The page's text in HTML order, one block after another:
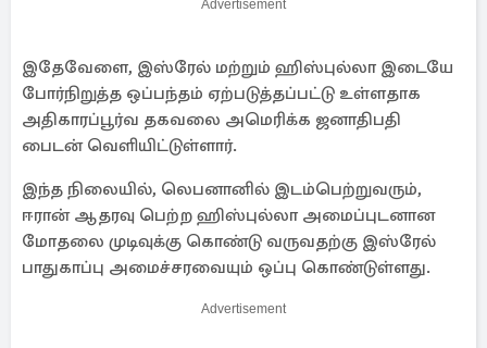
Advertisement
இதேவேளை, இஸ்ரேல் மற்றும் ஹிஸ்புல்லா இடையே
போர்நிறுத்த ஒப்பந்தம் ஏற்படுத்தப்பட்டு உள்ளதாக
அதிகாரப்பூர்வ தகவலை அமெரிக்க ஜனாதிபதி
பைடன் வெளியிட்டுள்ளார்.
இந்த நிலையில், லெபனானில் இடம்பெற்றுவரும்,
ஈரான் ஆதரவு பெற்ற ஹிஸ்புல்லா அமைப்புடனான
மோதலை முடிவுக்கு கொண்டு வருவதற்கு இஸ்ரேல்
பாதுகாப்பு அமைச்சரவையும் ஒப்பு கொண்டுள்ளது.
Advertisement